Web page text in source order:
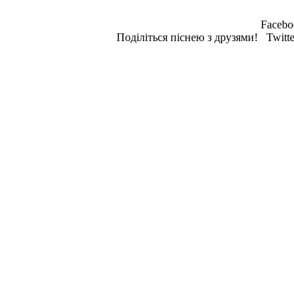
Поділіться піснею з друзями!